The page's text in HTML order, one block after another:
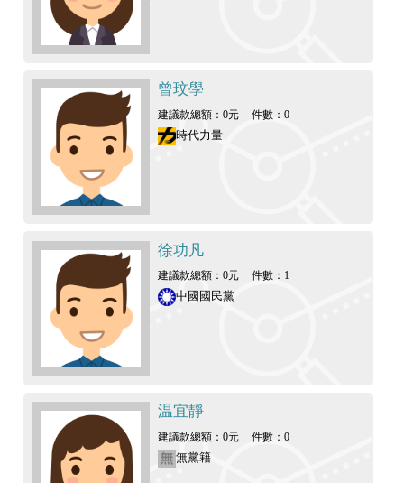
曾玟學
建議款總額：0元 件數：0
時代力量
徐功凡
建議款總額：0元 件數：1
中國國民黨
温宜靜
建議款總額：0元 件數：0
無黨籍